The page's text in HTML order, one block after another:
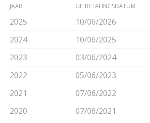
JAAR UITBETALINGSDATUM
2025 10/06/2026
2024
10/06/2025
2023
03/06/2024
2022
05/06/2023
2021
07/06/2022
2020
07/06/2021